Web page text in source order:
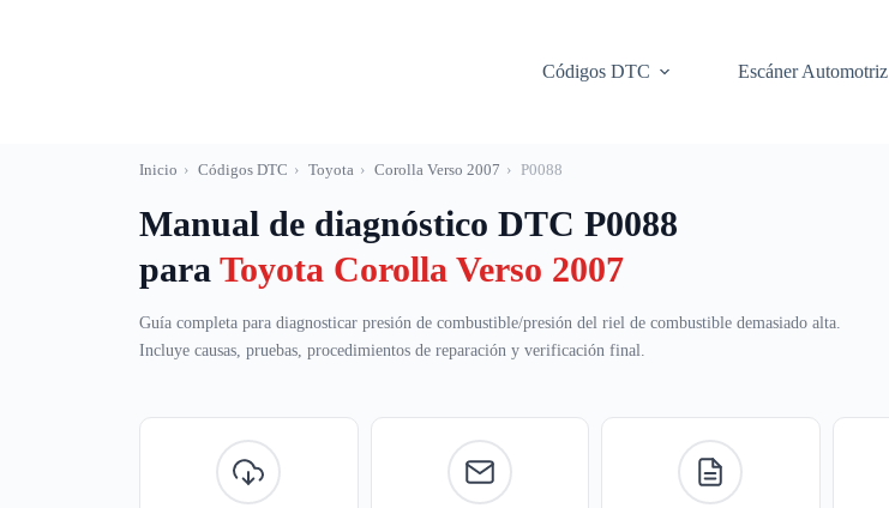
Códigos DTC
Escáner Automotriz
Inicio › Códigos DTC › Toyota › Corolla Verso 2007 › P0088
Manual de diagnóstico DTC P0088
para Toyota Corolla Verso 2007
Guía completa para diagnosticar presión de combustible/presión del riel de combustible demasiado alta.
Incluye causas, pruebas, procedimientos de reparación y verificación final.